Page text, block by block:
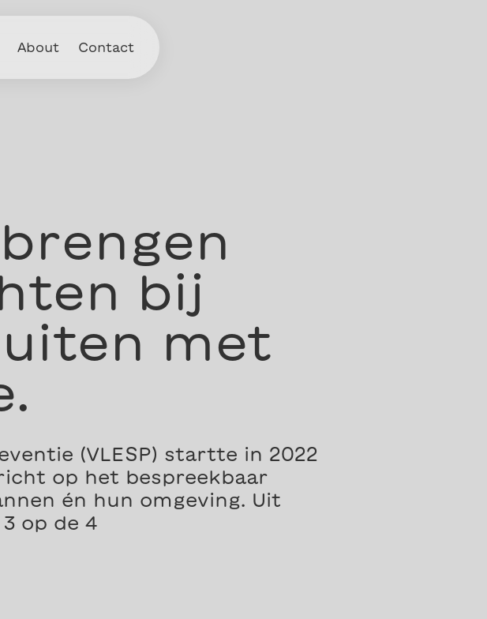
About Contact
bij
met
(VLESP) startte in 2022
op het bespreekbaar
én hun omgeving. Uit
op de 4